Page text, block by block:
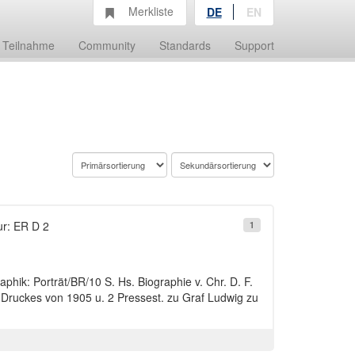
Teilnahme Community Standards Support
Merkliste DE EN
1
ER D 2
Porträt/BR/10 S. Hs. Biographie v. Chr. D. F.
von 1905 u. 2 Pressest. zu Graf Ludwig zu